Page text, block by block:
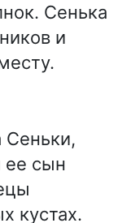
Сенька
и
Сеньки,
ее сын
кустах.